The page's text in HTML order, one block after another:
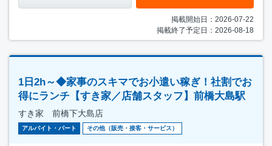
掲載開始日：2026-07-22
掲載終了予定日：2026-08-18
1日2h～◆家事のスキマでお小遣い稼ぎ！社割でお
得にランチ【すき家／店舗スタッフ】前橋大島駅
すき家 前橋下大島店
アルバイト・パート その他（販売・接客・サービス）